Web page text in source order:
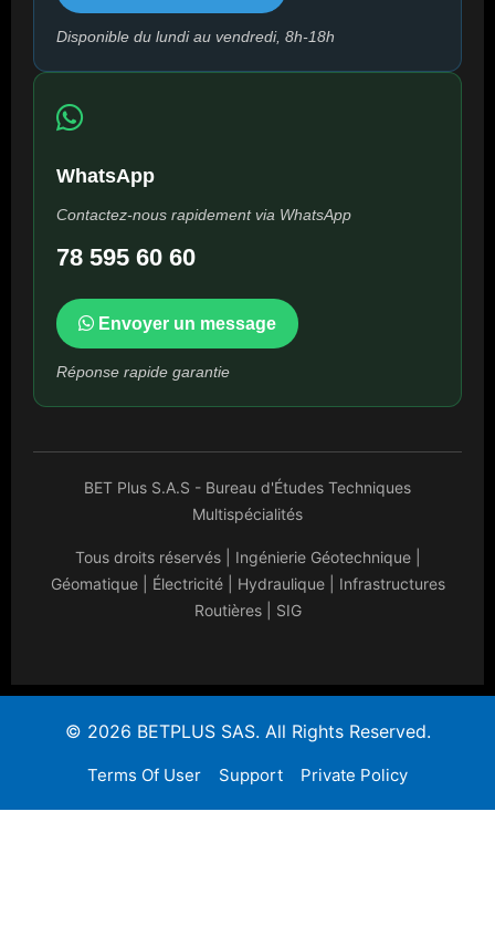
Disponible du lundi au vendredi, 8h-18h
WhatsApp
Contactez-nous rapidement via WhatsApp
78 595 60 60
Envoyer un message
Réponse rapide garantie
BET Plus S.A.S - Bureau d'Études Techniques
Multispécialités
Tous droits réservés | Ingénierie Géotechnique |
Géomatique | Électricité | Hydraulique | Infrastructures
Routières | SIG
© 2026 BETPLUS SAS. All Rights Reserved.
Terms Of User Support Private Policy